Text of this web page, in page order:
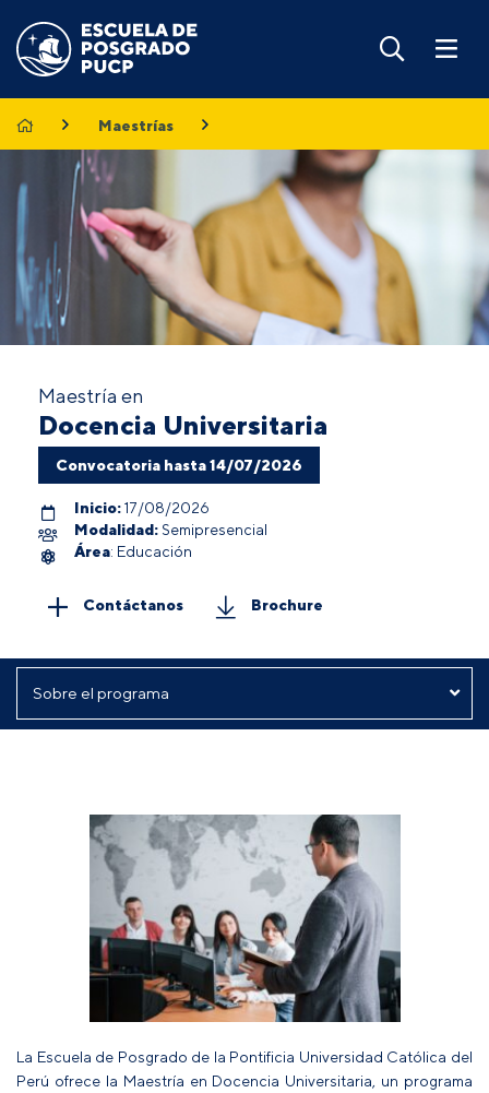
Maestrías
Maestría en
Docencia Universitaria
Convocatoria hasta 14/07/2026
Inicio:17/08/2026
Modalidad: Semipresencial
Área: Educación
Contáctanos Brochure
La Escuela de Posgrado de la Pontificia Universidad Católica del
Perú ofrece la Maestría en Docencia Universitaria, un programa